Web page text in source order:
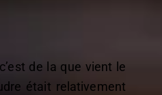
de la que vient le
était relativement